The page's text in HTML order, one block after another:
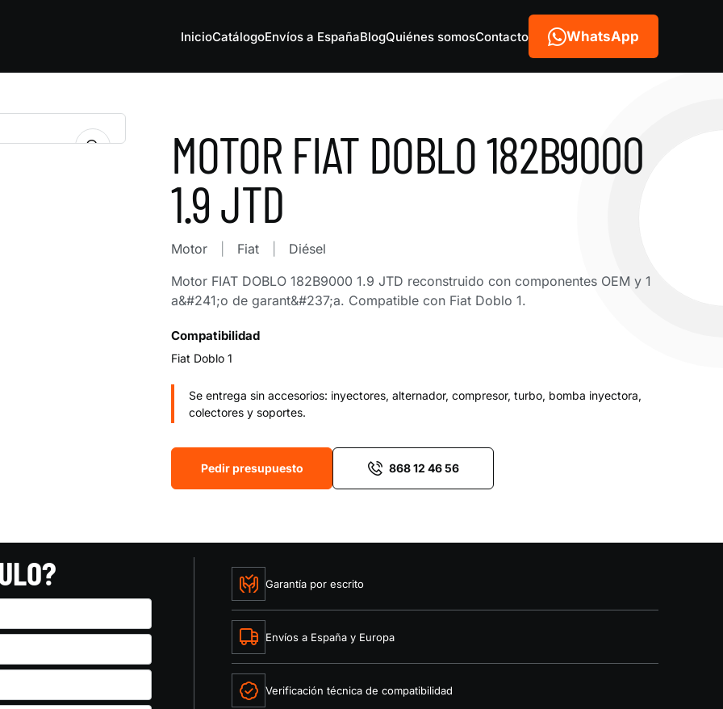
InicioCatálogoEnvíos a EspañaBlogQuiénes somosContacto WhatsApp
MOTOR FIAT DOBLO 182B9000
1.9 JTD
Motor Fiat
Diésel
Motor FIAT DOBLO 182B9000 1.9 JTD reconstruido con componentes OEM y 1
a&#241;o de garant&#237;a. Compatible con Fiat Doblo 1.
Compatibilidad
Fiat Doblo 1
Se entrega sin accesorios: inyectores, alternador, compresor, turbo, bomba inyectora,
colectores y soportes.
Pedir presupuesto 868 12 46 56
Garantía por escrito
Envíos a España y Europa
Verificación técnica de compatibilidad